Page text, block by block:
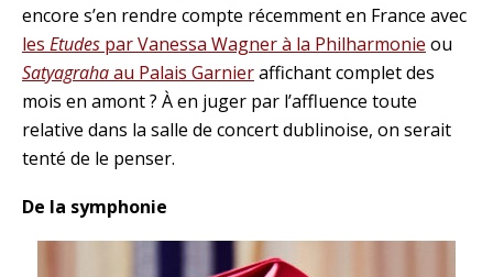
encore s’en rendre compte récemment en France avec
les Etudes par Vanessa Wagner à la Philharmonie ou
Satyagrahaau Palais Garnieraffichant complet des
mois en amont ? À en juger par l’affluence toute
relative dans la salle de concert dublinoise, on serait
tenté de le penser.
De la symphonie